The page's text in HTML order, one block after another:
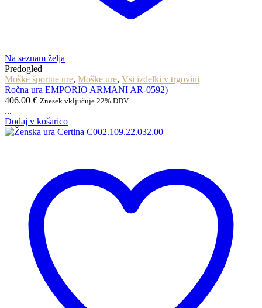
Na seznam želja
Predogled
Moške športne ure, Moške ure, Vsi izdelki v trgovini
Ročna ura EMPORIO ARMANI AR-0592)
406.00 € Znesek vključuje 22% DDV
...
Dodaj v košarico